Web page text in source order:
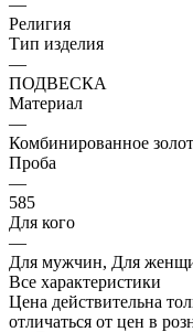
—
Религия
Тип изделия
—
ПОДВЕСКА
Материал
—
Комбинированное
Проба
—
585
Для кого
—
Для мужчин, Для
Все характеристики
Цена действительна
отличаться от цен в